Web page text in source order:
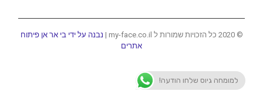
© 2020 כל הזכויות שמורות ל my-face.co.il |
נבנה על ידי בי אר אן פיתוח
אתרים
למומחה גיוס שלחו הודעה!